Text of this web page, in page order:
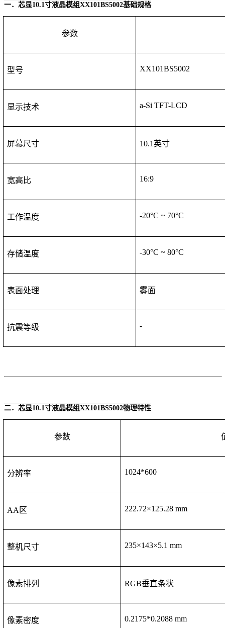
一．芯显10.1寸液晶模组XX101BS5002基础规格
参数
型号 XX101BS5002
显示技术 a-Si TFT-LCD
屏幕尺寸 10.1 英寸
宽高比 16:9
工作温度 -20°C ~ 70°C
存储温度 -30°C ~ 80°C
表面处理 雾面
抗震等级 -
二．芯显10.1寸液晶模组XX101BS5002物理特性
参数
分辨率 1024*600
AA区 222.72×1 25.28 mm
整机尺寸 235×143×5.1 mm
像素排列 RGB垂直条状
像素密度 0.2175*0.2088 mm